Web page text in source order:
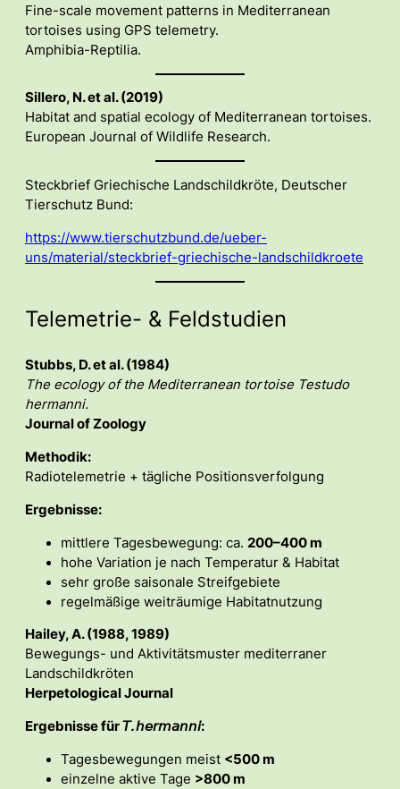
Fine-scale movement patterns in Mediterranean
tortoises using GPS telemetry.
Amphibia-Reptilia.
Sillero, N. et al. (2019)
Habitat and spatial ecology of Mediterranean tortoises.
European Journal of Wildlife Research.
Steckbrief Griechische Landschildkröte, Deutscher
Tierschutz Bund:
https://www.tierschutzbund.de/ueber-
uns/material/steckbrief-griechische-landschildkroete
Telemetrie- & Feldstudien
Stubbs, D. et al. (1984)
The ecology of the Mediterranean tortoise Testudo
hermanni.
Journal of Zoology
Methodik:
Radiotelemetrie + tägliche Positionsverfolgung
Ergebnisse:
mittlere Tagesbewegung: ca. 200–400 m
hohe Variation je nach Temperatur & Habitat
sehr große saisonale Streifgebiete
regelmäßige weiträumige Habitatnutzung
Hailey, A. (1988, 1989)
Bewegungs- und Aktivitätsmuster mediterraner
Landschildkröten
Herpetological Journal
Ergebnisse für𝘛. 𝘩𝘦𝘳𝘮𝘢𝘯𝘯𝘪:
Tagesbewegungen meist <500 m
einzelne aktive Tage >800 m